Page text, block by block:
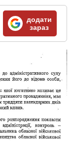
додати
зараз